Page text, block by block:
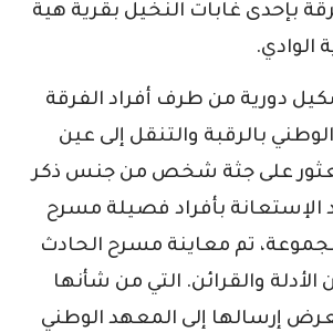
غابات النخيل بقرية هية
الوادي.
دورية من طرف أفراد الفرقة
بالرقبة والتنقل إلى عين
على جثة شخص من جنس ذكر
الإستعانة بأفراد فصيلة مسرح
تم معاينة مسرح الحادث
والقرائن. التي من شأنها
إرسالها إلى المعهد الوطني